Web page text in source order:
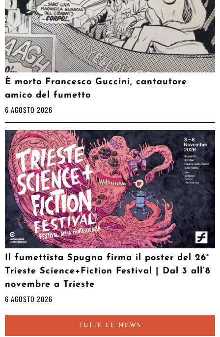
È morto Francesco Guccini, cantautore
amico del fumetto
6 AGOSTO 2026
Il fumettista Spugna firma il poster del 26°
Trieste Science+Fiction Festival | Dal 3 all’8
novembre a Trieste
6 AGOSTO 2026
TUTTE LE NEWS